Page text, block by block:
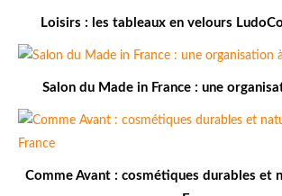
Loisirs : les tableaux en velours
Salon du Made in France : une
Comme Avant : cosmétiques durables et